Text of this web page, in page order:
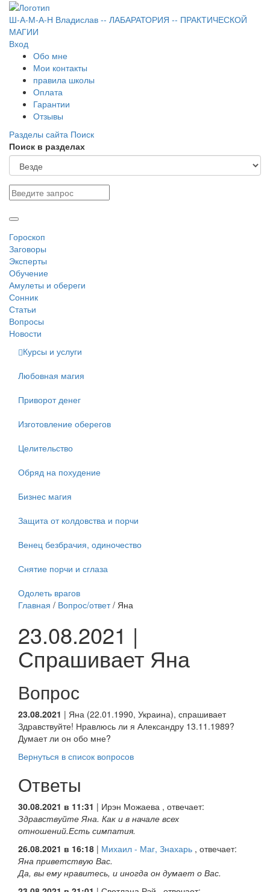
Ш-А-М-А-Н Владислав -- ЛАБАРАТОРИЯ -- ПРАКТИЧЕСКОЙ
МАГИИ
Вход
Обо мне
Мои контакты
правила школы
Оплата
Гарантии
Отзывы
Разделы сайта Поиск
Поиск в разделах
Гороскоп
Заговоры
Эксперты
Обучение
Амулеты и обереги
Сонник
Статьи
Вопросы
Новости
Курсы и услуги
Любовная магия
Приворот денег
Изготовление оберегов
Целительство
Обряд на похудение
Бизнес магия
Защита от колдовства и порчи
Венец безбрачия, одиночество
Снятие порчи и сглаза
Одолеть врагов
Главная / Вопрос/ответ/ Яна
23.08.2021 |
Спрашивает Яна
Вопрос
23.08.2021 | Яна (22.01.1990, Украина), спрашивает
Здравствуйте! Нравлюсь ли я Александру 13.11.1989?
Думает ли он обо мне?
Вернуться в список вопросов
Ответы
30.08.2021 в 11:31 | Ирэн Можаева , отвечает:
Здравствуйте Яна. Как и в начале всех
отношений.Есть симпатия.
26.08.2021 в 16:18 | Михаил - Маг, Знахарь , отвечает:
Яна приветствую Вас.
Да, вы ему нравитесь, и иногда он думает о Вас.